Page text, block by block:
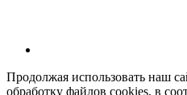
Продолжая использовать наш
обработку файлов cookies, в